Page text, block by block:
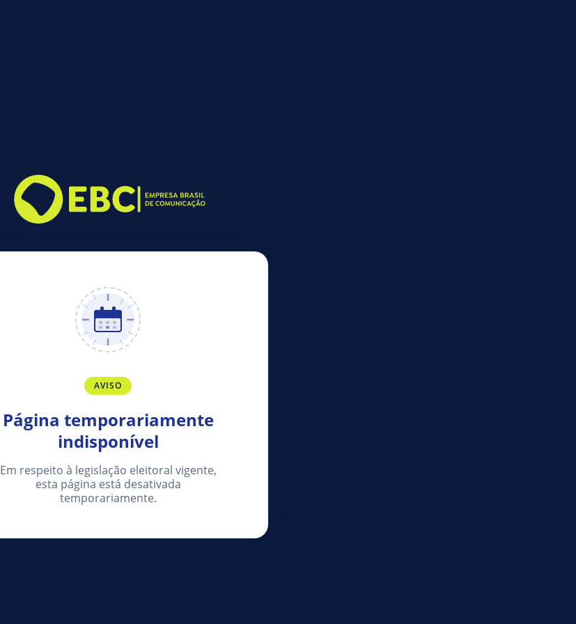
AVISO
Página temporariamente
indisponível
Em respeito à legislação eleitoral vigente,
esta página está desativada
temporariamente.